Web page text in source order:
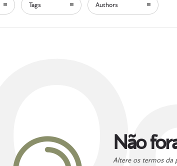
Tags Authors
Não
Altere os termos da